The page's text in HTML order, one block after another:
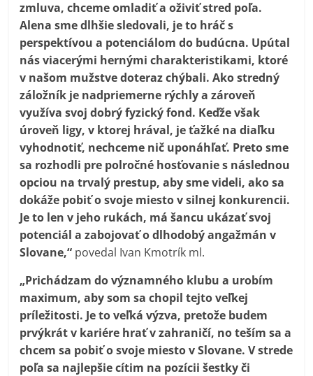
zmluva, chceme omladiť a oživiť stred poľa.
Alena sme dlhšie sledovali, je to hráč s
perspektívou a potenciálom do budúcna. Upútal
nás viacerými hernými charakteristikami, ktoré
v našom mužstve doteraz chýbali. Ako stredný
záložník je nadpriemerne rýchly a zároveň
využíva svoj dobrý fyzický fond. Keďže však
úroveň ligy, v ktorej hrával, je ťažké na diaľku
vyhodnotiť, nechceme nič uponáhľať. Preto sme
sa rozhodli pre polročné hosťovanie s následnou
opciou na trvalý prestup, aby sme videli, ako sa
dokáže pobiť o svoje miesto v silnej konkurencii.
Je to len v jeho rukách, má šancu ukázať svoj
potenciál a zabojovať o dlhodobý angažmán v
Slovane,“ povedal Ivan Kmotrík ml.
„Prichádzam do významného klubu a urobím
maximum, aby som sa chopil tejto veľkej
príležitosti. Je to veľká výzva, pretože budem
prvýkrát v kariére hrať v zahraničí, no teším sa a
chcem sa pobiť o svoje miesto v Slovane. V strede
poľa sa najlepšie cítim na pozícii šestky či